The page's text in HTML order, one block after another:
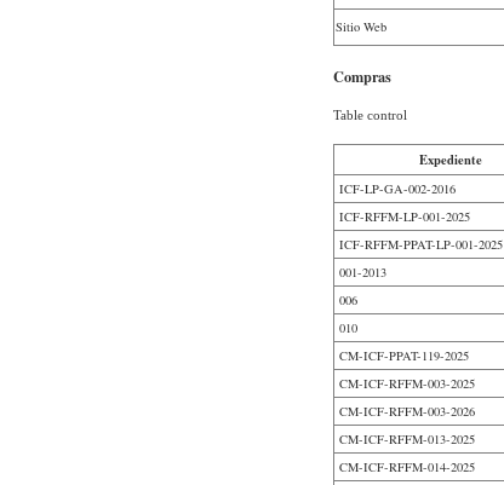
Sitio Web
Compras
Table control
Expediente
ICF-LP-GA-002-2016
ICF-RFFM-LP-001-2025
ICF-RFFM-PPAT-LP-001-2025
001-2013
006
010
CM-ICF-PPAT-119-2025
CM-ICF-RFFM-003-2025
CM-ICF-RFFM-003-2026
CM-ICF-RFFM-013-2025
CM-ICF-RFFM-014-2025